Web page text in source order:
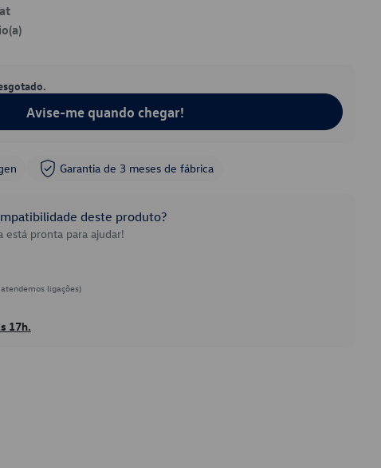
Avise-me quando chegar!
Garantia de 3 meses de fábrica
deste produto?
está pronta para ajudar!
ligações)
17h.